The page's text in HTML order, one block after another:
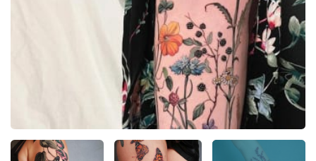
Sledujte prima+
Přihlášení